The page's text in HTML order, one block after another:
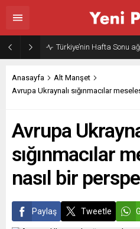
Gazze’nin geleceği:
Anasayfa
Alt Manşet
Avrupa Ukraynalı sığınmacılar
Avrupa
sığınmacılar
nasıl bir
Paylaş Tweetle